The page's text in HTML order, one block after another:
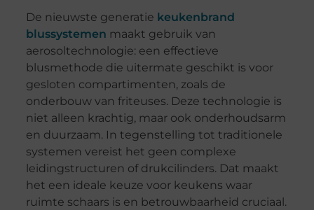
De nieuwste generatie keukenbrand
blussystemen maakt gebruik van
aerosoltechnologie: een effectieve
blusmethode die uitermate geschikt is voor
gesloten compartimenten, zoals de
onderbouw van friteuses. Deze technologie is
niet alleen krachtig, maar ook onderhoudsarm
en duurzaam. In tegenstelling tot traditionele
systemen vereist het geen complexe
leidingstructuren of drukcilinders. Dat maakt
het een ideale keuze voor keukens waar
ruimte schaars is en betrouwbaarheid cruciaal.